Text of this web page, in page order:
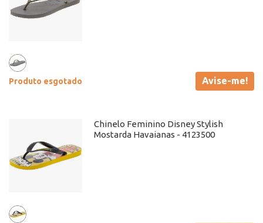
Produto esgotado Avise-me!
Chinelo Feminino Disney Stylish
Mostarda Havaianas - 4123500